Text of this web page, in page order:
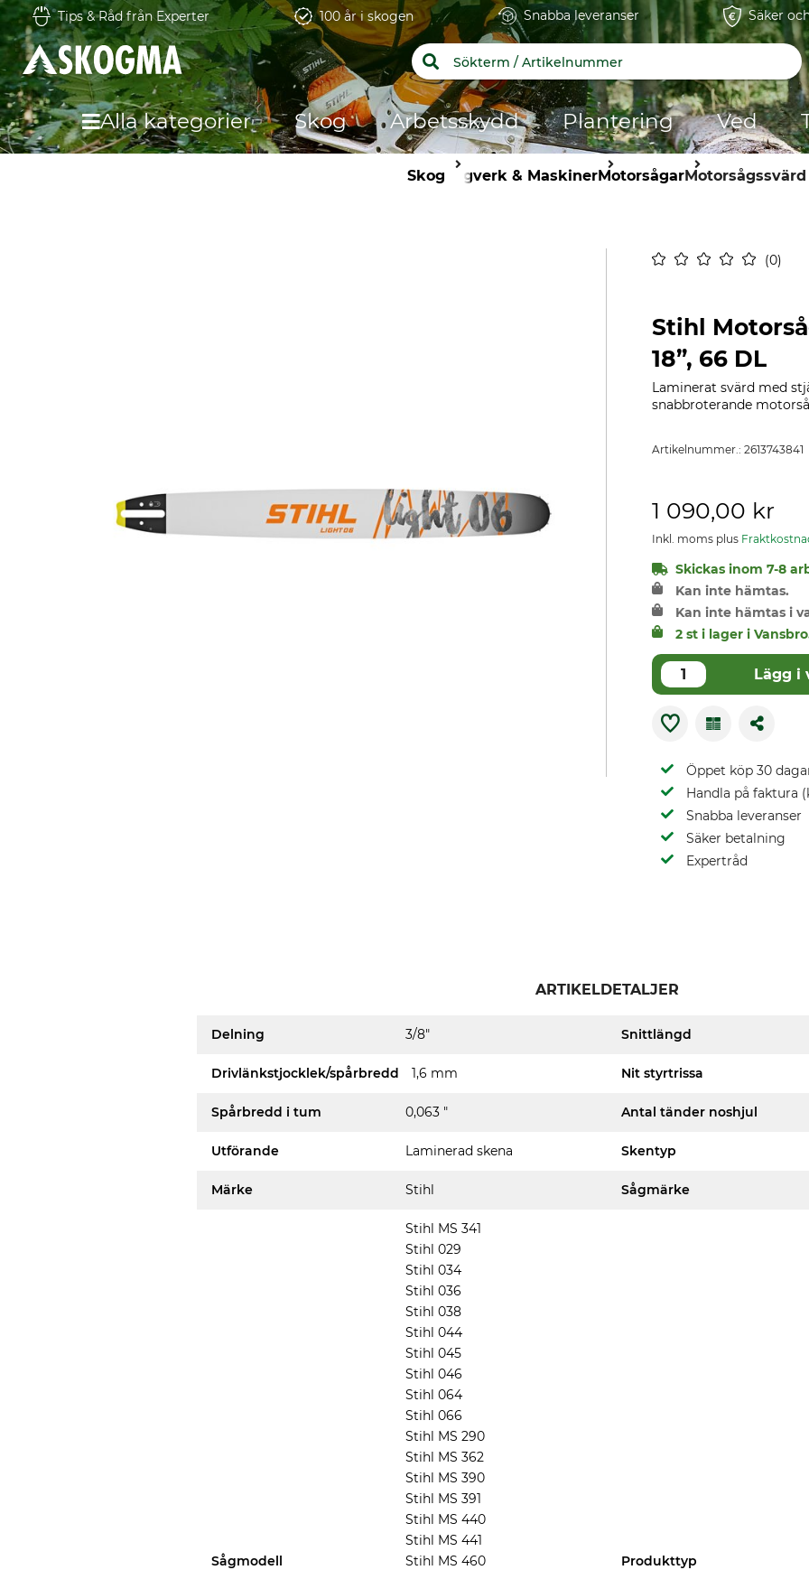
Tips & Råd från Experter 100 år i skogen Snabba leveranser Säker
Alla kategorier Skog Arbetsskydd Plantering Ved
Skog Sågverk & MaskinerMotorsågarMotorsågssvärd
0
Stihl
18”, 66 DL
Laminerat svärd med
snabbroterande
Artikelnummer.: 2613743841
1 090,00 kr
Inkl. moms plus
Skickas inom 7-8
Kan inte hämtas.
Kan inte hämtas i
2 st i lager i
Lägg i
Öppet köp 30
Handla på faktura
Snabba leveranser
Säker betalning
Expertråd
ARTIKELDETALJER
Delning 3/8" Snittlängd
Drivlänkstjocklek/spårbredd 1,6 mm Nit styrtrissa
Spårbredd i tum 0,063 " Antal tänder noshjul
Utförande Laminerad skena Skentyp
Märke Stihl Sågmärke
Sågmodell
Stihl MS 341
Stihl 029
Stihl 034
Stihl 036
Stihl 038
Stihl 044
Stihl 045
Stihl 046
Stihl 064
Stihl 066
Stihl MS 290
Stihl MS 362
Stihl MS 390
Stihl MS 391
Stihl MS 440
Stihl MS 441
Stihl MS 460
Produkttyp